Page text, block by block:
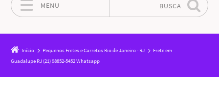
MENU BUSCA
Início Pequenos Fretes e Carretos Rio de Janeiro - RJ
Frete em
Guadalupe RJ (21) 98852-5452 Whatsapp